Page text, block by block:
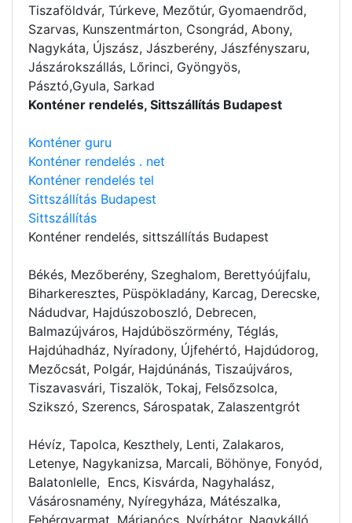
Tiszaföldvár, Túrkeve, Mezőtúr, Gyomaendrőd,
Szarvas, Kunszentmárton, Csongrád, Abony,
Nagykáta, Újszász, Jászberény, Jászfényszaru,
Jászárokszállás, Lőrinci, Gyöngyös,
Pásztó,Gyula, Sarkad
Konténer rendelés, Sittszállítás Budapest
Konténer guru
Konténer rendelés . net
Konténer rendelés tel
Sittszállítás Budapest
Sittszállítás
Konténer rendelés, sittszállítás Budapest
Békés, Mezőberény, Szeghalom, Berettyóújfalu,
Biharkeresztes, Püspökladány, Karcag, Derecske,
Nádudvar, Hajdúszoboszló, Debrecen,
Balmazújváros, Hajdúböszörmény, Téglás,
Hajdúhadház, Nyíradony, Újfehértó, Hajdúdorog,
Mezőcsát, Polgár, Hajdúnánás, Tiszaújváros,
Tiszavasvári, Tiszalök, Tokaj, Felsőzsolca,
Szikszó, Szerencs, Sárospatak, Zalaszentgrót
Hévíz, Tapolca, Keszthely, Lenti, Zalakaros,
Letenye, Nagykanizsa, Marcali, Böhönye, Fonyód,
Balatonlelle, Encs, Kisvárda, Nagyhalász,
Vásárosnamény, Nyíregyháza, Mátészalka,
Fehérgyarmat, Máriapócs, Nyírbátor, Nagykálló,